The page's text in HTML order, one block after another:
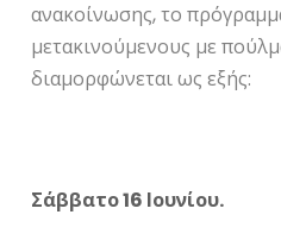
ανακοίνωσης, το
μετακινούμενους με
διαμορφώνεται ως εξής:
Σάββατο 16 Ιουνίου.